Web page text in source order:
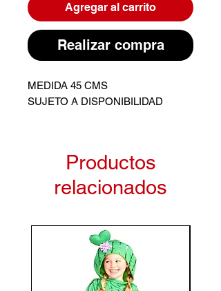
Agregar al carrito
Realizar compra
MEDIDA 45 CMS
SUJETO A DISPONIBILIDAD
Productos
relacionados